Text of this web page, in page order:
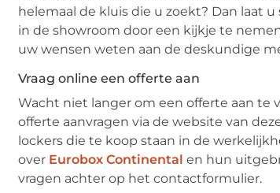
helemaal de kluis die u zoekt? Dan laat
in de showroom door een kijkje te
uw wensen weten aan de deskundige
Vraag online een offerte aan
Wacht niet langer om een offerte aan te
offerte aanvragen via de website van
lockers die te koop staan in de
over Eurobox Continental en hun
vragen achter op het contactformulier.